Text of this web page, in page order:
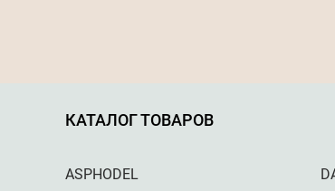
КАТАЛОГ ТОВАРОВ
ASPHODEL